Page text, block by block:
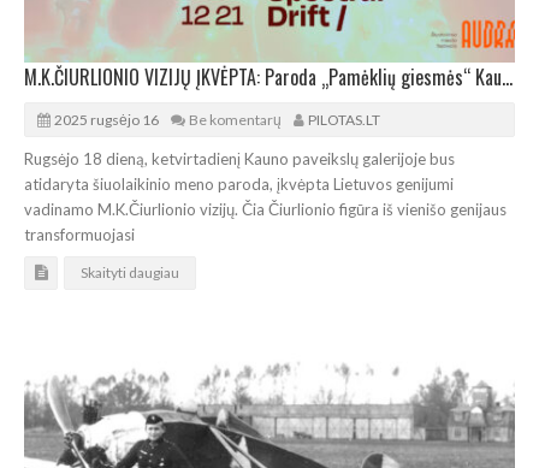
M.K.ČIURLIONIO VIZIJŲ ĮKVĖPTA: Paroda „Pamėklių giesmės“ Kaune
2025 rugsėjo 16 Be komentarų PILOTAS.LT
Rugsėjo 18 dieną, ketvirtadienį Kauno paveikslų galerijoje bus
atidaryta šiuolaikinio meno paroda, įkvėpta Lietuvos genijumi
vadinamo M.K.Čiurlionio vizijų. Čia Čiurlionio figūra iš vienišo genijaus
transformuojasi
Skaityti daugiau